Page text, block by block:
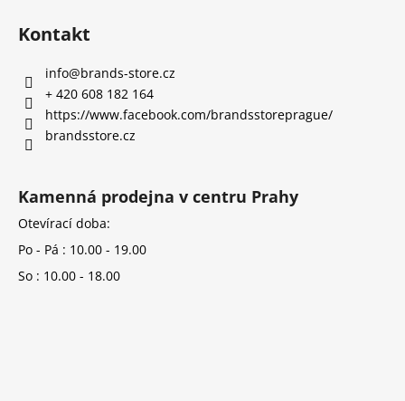
Kontakt
info@brands-store.cz
+ 420 608 182 164
https://www.facebook.com/brandsstoreprague/
brandsstore.cz
Kamenná prodejna v centru Prahy
Otevírací doba:
Po - Pá : 10.00 - 19.00
So : 10.00 - 18.00